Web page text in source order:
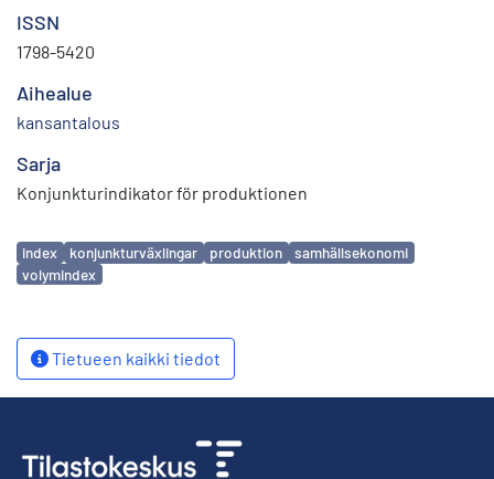
ISSN
1798-5420
Aihealue
kansantalous
Sarja
Konjunkturindikator för produktionen
Avainsanat
index konjunkturväxlingar produktion
samhällsekonomi
volymindex
Tietueen kaikki tiedot